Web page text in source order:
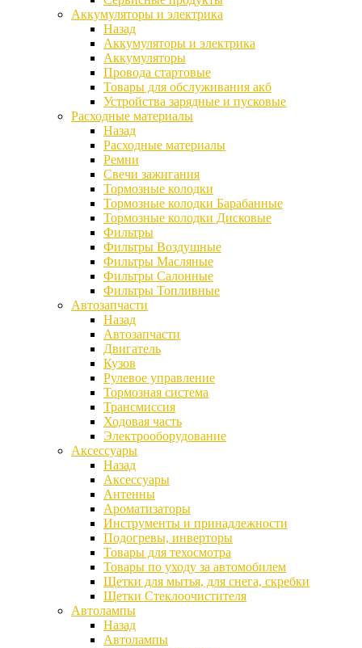
Аккумуляторы и электрика
Назад
Аккумуляторы и электрика
Аккумуляторы
Провода стартовые
Товары для обслуживания акб
Устройства зарядные и пусковые
Расходные материалы
Назад
Расходные материалы
Ремни
Свечи зажигания
Тормозные колодки
Тормозные колодки Барабанные
Тормозные колодки Дисковые
Фильтры
Фильтры Воздушные
Фильтры Масляные
Фильтры Салонные
Фильтры Топливные
Автозапчасти
Назад
Автозапчасти
Двигатель
Кузов
Рулевое управление
Тормозная система
Трансмиссия
Ходовая часть
Электрооборудование
Аксессуары
Назад
Аксессуары
Антенны
Ароматизаторы
Инструменты и принадлежности
Подогревы, инверторы
Товары для техосмотра
Товары по уходу за автомобилем
Щетки для мытья, для снега, скребки
Щетки Стеклоочистителя
Автолампы
Назад
Автолампы